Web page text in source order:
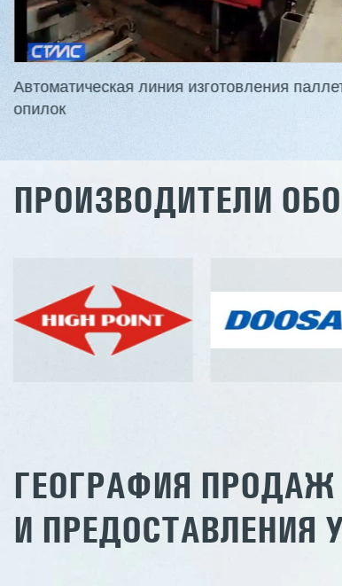
Макс. ширина заготовки: 580 мм
Станок проходного типа
Узлы: 4 пилы, 2 фрезы
Вес: 3800 кг
Заказать
Автоматическая линия изготовления
опилок
ПРОИЗВОДИТЕЛИ
ГЕОГРАФИЯ ПРОДАЖ
И ПРЕДОСТАВЛЕНИЯ